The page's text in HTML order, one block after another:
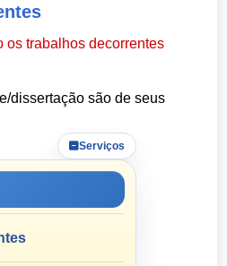
os trabalhos decorrentes
dissertação são de seus
Serviços